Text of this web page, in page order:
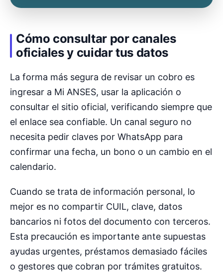
Cómo consultar por canales
oficiales y cuidar tus datos
La forma más segura de revisar un cobro es
ingresar a Mi ANSES, usar la aplicación o
consultar el sitio oficial, verificando siempre que
el enlace sea confiable. Un canal seguro no
necesita pedir claves por WhatsApp para
confirmar una fecha, un bono o un cambio en el
calendario.
Cuando se trata de información personal, lo
mejor es no compartir CUIL, clave, datos
bancarios ni fotos del documento con terceros.
Esta precaución es importante ante supuestas
ayudas urgentes, préstamos demasiado fáciles
o gestores que cobran por trámites gratuitos.